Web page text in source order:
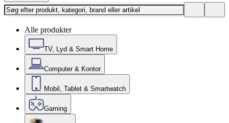
Alle produkter
TV, Lyd & Smart Home
Computer & Kontor
Mobil, Tablet & Smartwatch
Gaming